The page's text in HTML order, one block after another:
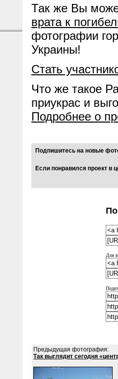
Так же Вы
врата к
фотографии
Украины!
Стать
Что же такое
приукрас и
Подробнее о
Подпишитесь на новые
Если понравился проект в
Для
Предыдущая фотография:
Так выглядит сегодня